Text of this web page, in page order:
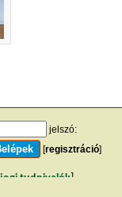
jelszó:
[regisztráció]
jogi tudnivalók]